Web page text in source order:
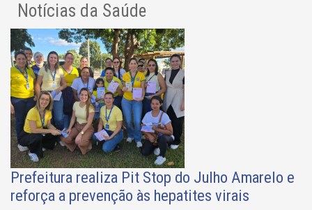
Notícias da Saúde
Prefeitura realiza Pit Stop do Julho Amarelo e
reforça a prevenção às hepatites virais